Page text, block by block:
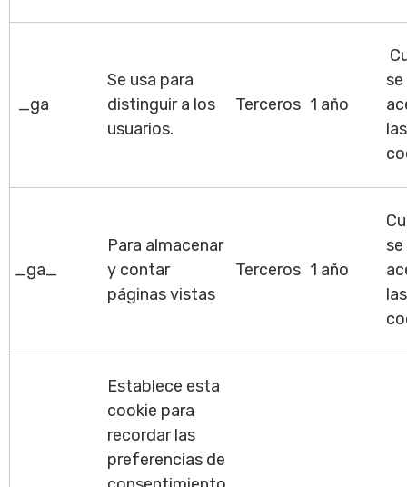
_ga
Se usa para
distinguir a los
usuarios.
Terceros 1 año
se
las
_ga_
Para almacenar
y contar
páginas vistas
Terceros 1 año
se
las
Establece esta
cookie para
recordar las
preferencias de